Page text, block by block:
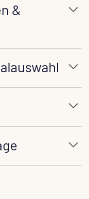
&